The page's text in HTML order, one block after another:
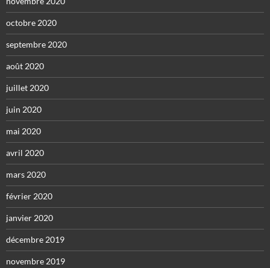
octobre 2020
septembre 2020
août 2020
juillet 2020
juin 2020
mai 2020
avril 2020
mars 2020
février 2020
janvier 2020
décembre 2019
novembre 2019